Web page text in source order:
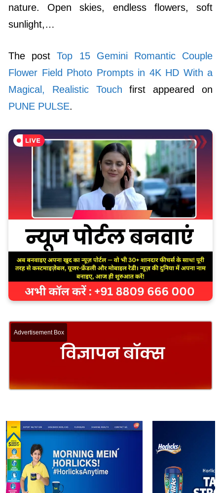
nature. Open skies, endless flowers, soft
sunlight,…
The postTop 15 Gemini Romantic Couple
Flower Field Photo Prompts in 4K HD With a
Magical, Realistic Touch first appeared on
PUNE PULSE.
Advertisement Box